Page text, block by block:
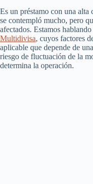
Es un préstamo con una
se contempló mucho, pero
afectados. Estamos
Multidivisa, cuyos factores
aplicable que depende de
riesgo de fluctuación de la
determina la operación.